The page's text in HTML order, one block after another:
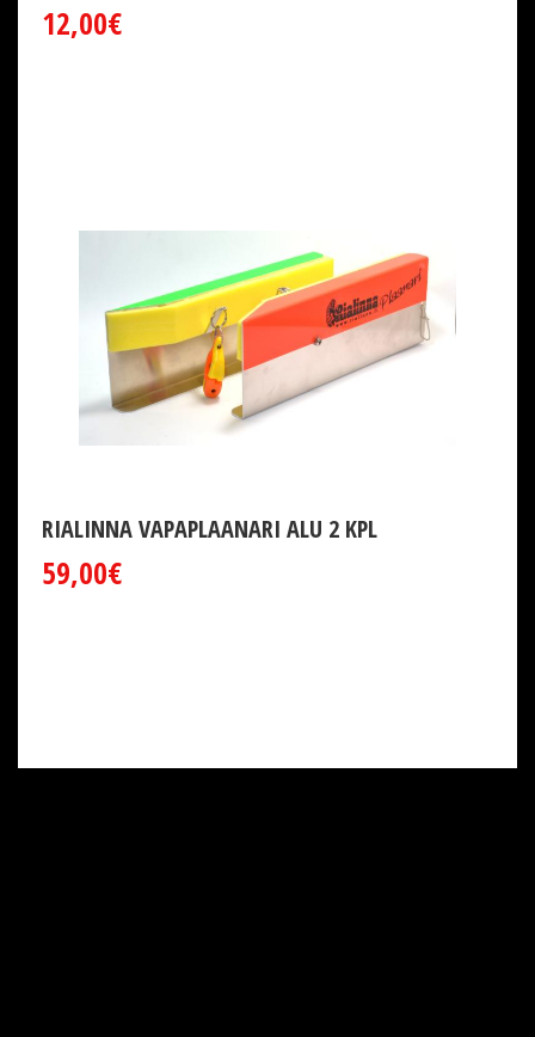
12,00€
RIALINNA VAPAPLAANARI ALU 2 KPL
59,00€